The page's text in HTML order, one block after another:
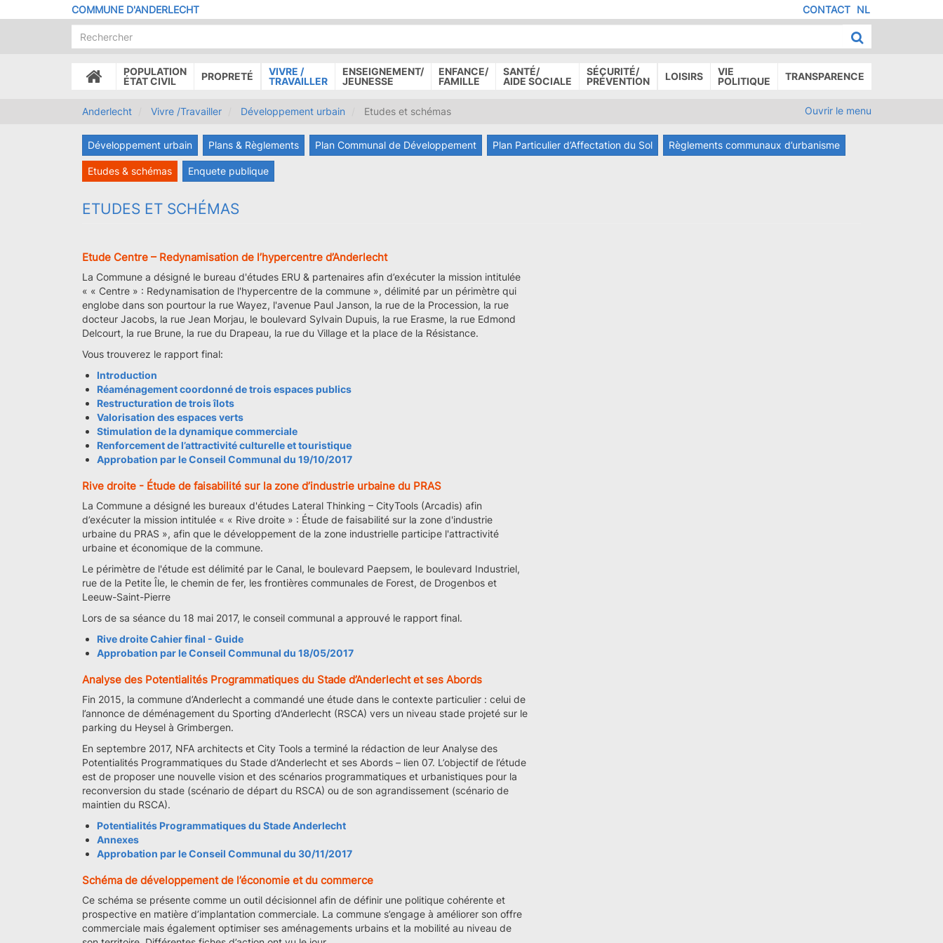
au
COMMUNE D'ANDERLECHT NL
MENU
DE
PAGE
CONTACT
ACCUEIL
POPULATION
ÉTAT CIVIL
PROPRETÉ
VIVRE /
TRAVAILLER
ENSEIGNEMENT/
JEUNESSE
ENFANCE/
FAMILLE
SANTÉ/
AIDE SOCIALE
SÉCURITÉ/
PRÉVENTION
LOISIRS
VIE
POLITIQUE
TRANSPARENCE
Anderlecht Vivre /Travailler Développement urbain Etudes et schémas Ouvrir le menu
Développement urbain Plans & Règlements Plan Communal de Développement Plan Particulier d’Affectation du Sol Règlements communaux d’urbanisme
Etudes & schémas Enquete publique
ETUDES ET SCHÉMAS
Etude Centre – Redynamisation de l’hypercentre d’Anderlecht
La Commune a désigné le bureau d'études ERU & partenaires afin d’exécuter la mission intitulée
« « Centre » : Redynamisation de l'hypercentre de la commune », délimité par un périmètre qui
englobe dans son pourtour la rue Wayez, l'avenue Paul Janson, la rue de la Procession, la rue
docteur Jacobs, la rue Jean Morjau, le boulevard Sylvain Dupuis, la rue Erasme, la rue Edmond
Delcourt, la rue Brune, la rue du Drapeau, la rue du Village et la place de la Résistance.
Vous trouverez le rapport final:
Introduction
Réaménagement coordonné de trois espaces publics
Restructuration de trois îlots
Valorisation des espaces verts
Stimulation de la dynamique commerciale
Renforcement de l’attractivité culturelle et touristique
Approbation par le Conseil Communal du 19/10/2017
Rive droite - Étude de faisabilité sur la zone d’industrie urbaine du PRAS
La Commune a désigné les bureaux d'études Lateral Thinking – CityTools (Arcadis) afin
d’exécuter la mission intitulée « « Rive droite » : Étude de faisabilité sur la zone d'industrie
urbaine du PRAS », afin que le développement de la zone industrielle participe l'attractivité
urbaine et économique de la commune.
Le périmètre de l'étude est délimité par le Canal, le boulevard Paepsem, le boulevard Industriel,
rue de la Petite Île, le chemin de fer, les frontières communales de Forest, de Drogenbos et
Leeuw-Saint-Pierre
Lors de sa séance du 18 mai 2017, le conseil communal a approuvé le rapport final.
Rive droite Cahier final - Guide
Approbation par le Conseil Communal du 18/05/2017
Analyse des Potentialités Programmatiques du Stade d’Anderlecht et ses Abords
Fin 2015, la commune d’Anderlecht a commandé une étude dans le contexte particulier : celui de
l’annonce de déménagement du Sporting d’Anderlecht (RSCA) vers un niveau stade projeté sur le
parking du Heysel à Grimbergen.
En septembre 2017, NFA architects et City Tools a terminé la rédaction de leur Analyse des
Potentialités Programmatiques du Stade d’Anderlecht et ses Abords – lien 07. L’objectif de l’étude
est de proposer une nouvelle vision et des scénarios programmatiques et urbanistiques pour la
reconversion du stade (scénario de départ du RSCA) ou de son agrandissement (scénario de
maintien du RSCA).
Potentialités Programmatiques du Stade Anderlecht
Annexes
Approbation par le Conseil Communal du 30/11/2017
Schéma de développement de l’économie et du commerce
Ce schéma se présente comme un outil décisionnel afin de définir une politique cohérente et
prospective en matière d’implantation commerciale. La commune s’engage à améliorer son offre
commerciale mais également optimiser ses aménagements urbains et la mobilité au niveau de